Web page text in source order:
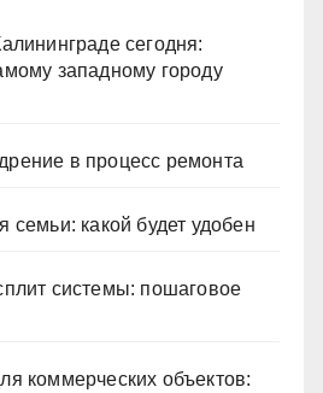
сегодня:
западному городу
в процесс ремонта
семьи: какой будет удобен
системы: пошаговое
коммерческих объектов: